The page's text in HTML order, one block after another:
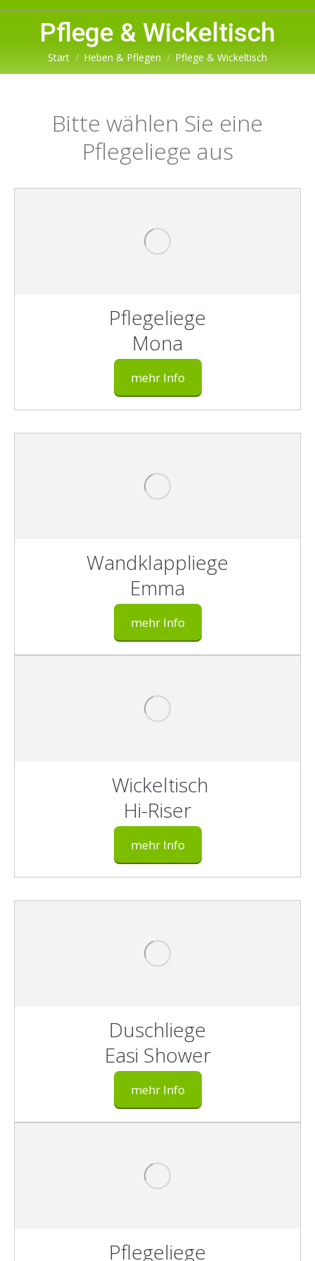
Pflege & Wickeltisch
Sie befinden sich hier:
Start Heben & Pflegen Pflege & Wickeltisch
Bitte wählen Sie eine
Pflegeliege aus
Pflegeliege
Mona
mehr Info
Wandklappliege
Emma
mehr Info
Wickeltisch
Hi-Riser
mehr Info
Duschliege
Easi Shower
mehr Info
Pflegeliege